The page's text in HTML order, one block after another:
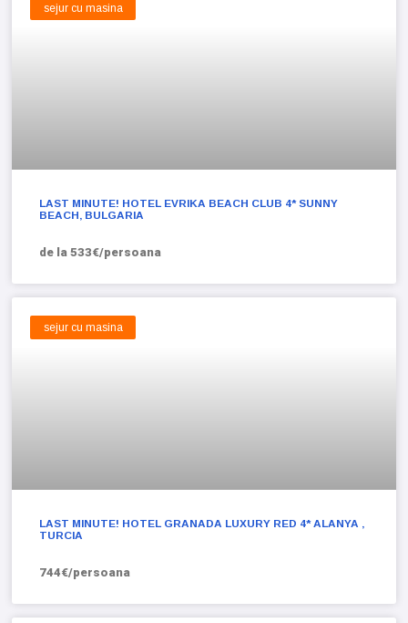
sejur cu masina
LAST MINUTE! HOTEL EVRIKA BEACH CLUB 4* SUNNY
BEACH, BULGARIA
de la 533€/persoana
sejur cu masina
LAST MINUTE! HOTEL GRANADA LUXURY RED 4* ALANYA ,
TURCIA
744€/persoana